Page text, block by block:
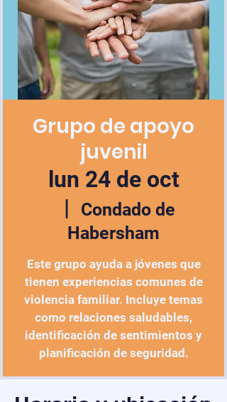
Grupo de apoyo
juvenil
lun 24 de oct
  |
Condado de
Habersham
Este grupo ayuda a jóvenes que
tienen experiencias comunes de
violencia familiar. Incluye temas
como relaciones saludables,
identificación de sentimientos y
planificación de seguridad.